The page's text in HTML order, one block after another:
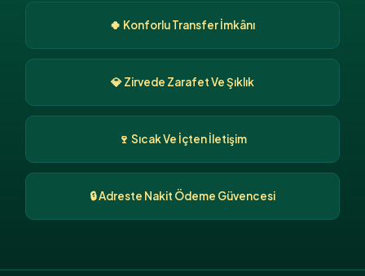
🍀 Konforlu Transfer İmkânı
💎 Zirvede Zarafet Ve Şıklık
🍷 Sıcak Ve İçten İletişim
🔒 Adreste Nakit Ödeme Güvencesi